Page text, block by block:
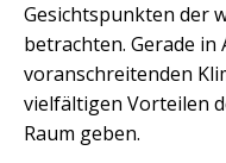
Gesichtspunkten der
betrachten. Gerade in
voranschreitenden
vielfältigen Vorteilen
Raum geben.